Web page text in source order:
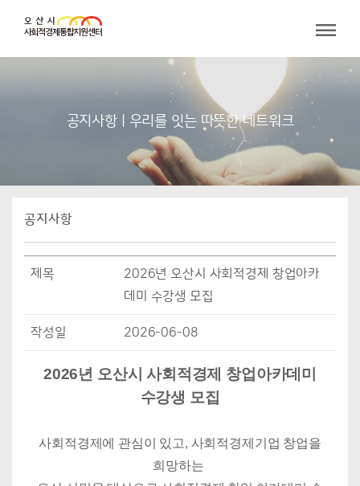
공지사항 | 우리를 잇는 따뜻한 네트워크
공지사항
제목
2026년 오산시 사회적경제 창업아카
데미 수강생 모집
작성일 2026-06-08
2026년 오산시 사회적경제 창업아카데미
수강생 모집
사회적경제에 관심이 있고, 사회적경제기업 창업을
희망하는